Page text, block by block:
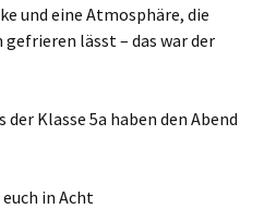
und eine Atmosphäre, die
lässt – das war der
der Klasse 5a haben den Abend
in Acht